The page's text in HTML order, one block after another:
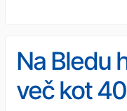
Na Bledu
več kot